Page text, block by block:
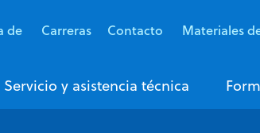
de Carreras Contacto Materiales
Servicio y asistencia técnica